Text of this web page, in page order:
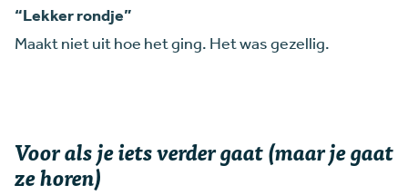
“Lekker rondje”
Maakt niet uit hoe het ging. Het was gezellig.
Voor als je iets verder gaat (maar je gaat
ze horen)